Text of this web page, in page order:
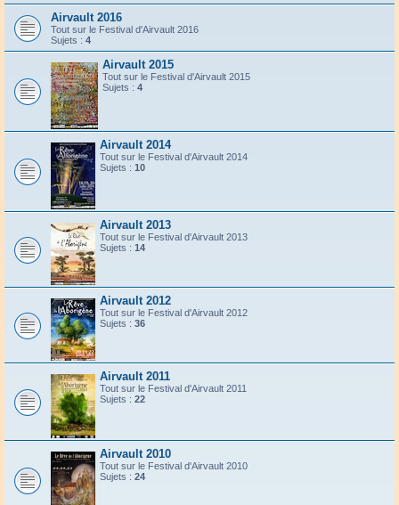
Airvault 2016
Tout sur le Festival d'Airvault 2016
Sujets : 4
Airvault 2015
Tout sur le Festival d'Airvault 2015
Sujets : 4
Airvault 2014
Tout sur le Festival d'Airvault 2014
Sujets : 10
Airvault 2013
Tout sur le Festival d'Airvault 2013
Sujets : 14
Airvault 2012
Tout sur le Festival d'Airvault 2012
Sujets : 36
Airvault 2011
Tout sur le Festival d'Airvault 2011
Sujets : 22
Airvault 2010
Tout sur le Festival d'Airvault 2010
Sujets : 24